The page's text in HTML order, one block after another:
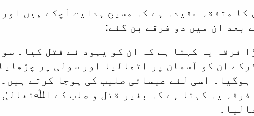
کا متفقہ عقیدہ ہے کہ مسیح ہدایت آچکے ہیں
بعد ان میں دو فرقے بن گئے:
فرقہ یہ کہتا ہے کہ ان کو یہود نے قتل کیا۔
ان کو آسمان پر اٹھالیا اور سولی پر
ہوگیا۔ اسی لئے عیسائی صلیب کی پوجا کرتے ہیں۔
فرقہ یہ کہتا ہے کہ بغیر قتل و صلب کے اﷲتعالیٰ